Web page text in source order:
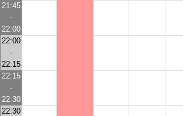
21:45
-
22:00
22:00
-
22:15
22:15
-
22:30
22:30